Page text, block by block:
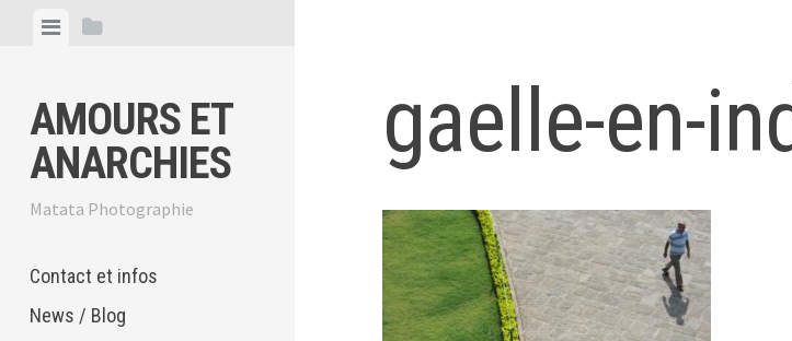
ViewView
AMOURS ET
ANARCHIES
Matata Photographie
Contact et infos
News / Blog
gaelle-en-